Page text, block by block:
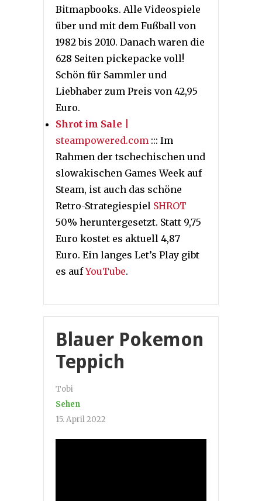
Bitmapbooks. Alle Videospiele
über und mit dem Fußball von
1982 bis 2010. Danach waren die
628 Seiten pickepacke voll!
Schön für Sammler und
Liebhaber zum Preis von 42,95
Euro.
Shrot im Sale
steampowered.com ::: Im
Rahmen der tschechischen und
slowakischen Games Week auf
Steam, ist auch das schöne
Retro-Strategiespiel SHROT
50% heruntergesetzt. Statt 9,75
Euro kostet es aktuell 4,87
Euro. Ein langes Let’s Play gibt
es aufYouTube.
Blauer Pokemon
Teppich
Tobi
Sehen
15. April 2022